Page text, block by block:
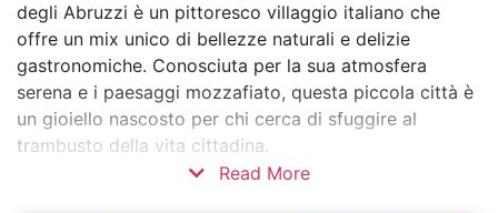
degli Abruzzi è un pittoresco villaggio italiano che
offre un mix unico di bellezze naturali e delizie
gastronomiche. Conosciuta per la sua atmosfera
serena e i paesaggi mozzafiato, questa piccola città è
un gioiello nascosto per chi cerca di sfuggire al
trambusto della vita cittadina.
Read More